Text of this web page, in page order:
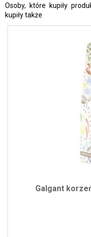
Osoby, które kupiły
kupiły także
Galgant